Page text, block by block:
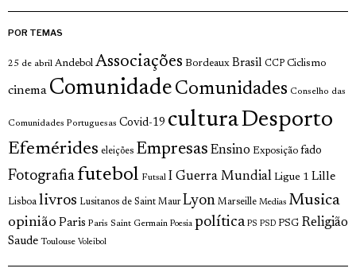
POR TEMAS
25 de abril Andebol Associações Bordeaux Brasil CCP Ciclismo
cinema Comunidade Comunidades Conselho das
Comunidades Portuguesas Covid-19 culturaDesporto
Efemérides eleições Empresas Ensino Exposição fado
Fotografia futebol Futsal I Guerra Mundial Ligue 1 Lille
Lisboa livros Lusitanos de Saint Maur Lyon Marseille Medias Musica
opinião Paris Paris Saint Germain Poesia política PS PSD PSG Religião
Saude Toulouse Voleibol